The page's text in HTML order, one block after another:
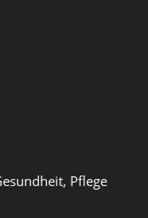
Pflege